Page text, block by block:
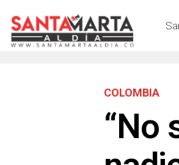
COLOMBIA
“No